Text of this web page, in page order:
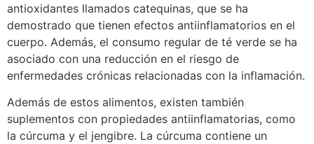
antioxidantes llamados catequinas, que se ha
demostrado que tienen efectos antiinflamatorios en el
cuerpo. Además, el consumo regular de té verde se ha
asociado con una reducción en el riesgo de
enfermedades crónicas relacionadas con la inflamación.
Además de estos alimentos, existen también
suplementos con propiedades antiinflamatorias, como
la cúrcuma y el jengibre. La cúrcuma contiene un